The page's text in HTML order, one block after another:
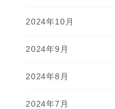
2024年10月
2024年9月
2024年8月
2024年7月